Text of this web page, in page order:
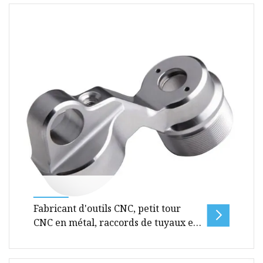
Fabricant d'outils CNC, petit tour
CNC en métal, raccords de tuyaux en
usinées avec précision CNC